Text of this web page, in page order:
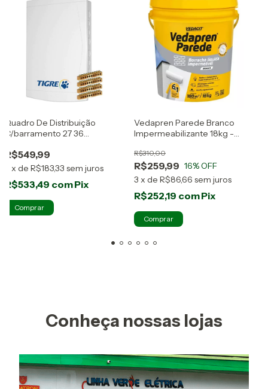
Quadro De Distribuição
C/barramento 27 36
R$549,99
x de R$183,33 sem juros
R$533,49 comPix
Vedapren Parede Branco
Impermeabilizante 18kg -
R$259,99
R$310,00
16% OFF
3 x de R$86,66 sem juros
R$252,19 comPix
Conheça nossas lojas